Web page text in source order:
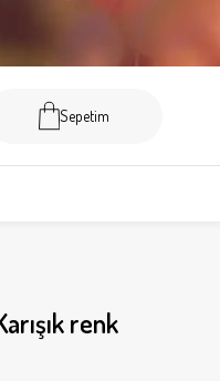
Sepetim
renk